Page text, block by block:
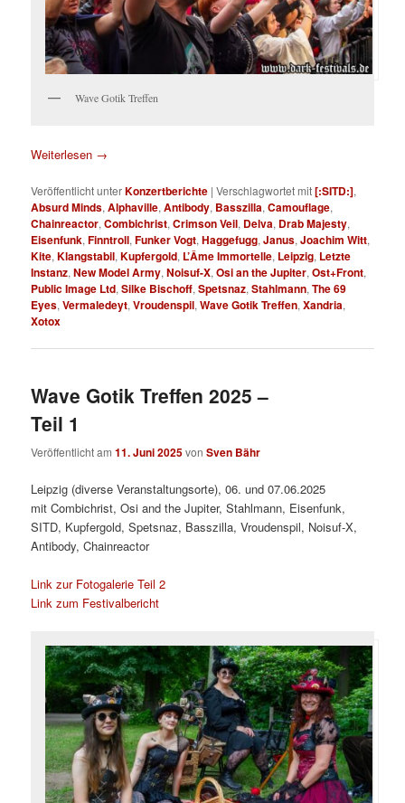
Wave Gotik Treffen
Weiterlesen →
Veröffentlicht unterKonzertberichte |Verschlagwortet mit[:SITD:],
Absurd Minds,Alphaville,Antibody, Basszilla,Camouflage,
Chainreactor,Combichrist,Crimson Veil, Delva, Drab Majesty,
Eisenfunk,Finntroll,Funker Vogt,Haggefugg,Janus,Joachim Witt,
Kite,Klangstabil,Kupfergold, L’Âme Immortelle, Leipzig, Letzte
Instanz,New Model Army,Noisuf-X,Osi an the Jupiter,Ost+Front,
Public Image Ltd,Silke Bischoff,Spetsnaz,Stahlmann,The 69
Eyes,Vermaledeyt,Vroudenspil,Wave Gotik Treffen,Xandria,
Xotox
Wave Gotik Treffen 2025 –
Teil 1
Veröffentlicht am11. Juni 2025vonSven Bähr
Leipzig (diverse Veranstaltungsorte), 06. und 07.06.2025
mit Combichrist, Osi and the Jupiter, Stahlmann, Eisenfunk,
SITD, Kupfergold, Spetsnaz, Basszilla, Vroudenspil, Noisuf-X,
Antibody, Chainreactor
Link zur Fotogalerie Teil 2
Link zum Festivalbericht